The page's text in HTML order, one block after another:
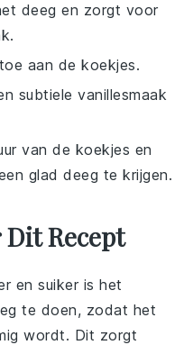
deeg en zorgt voor
aan de koekjes.
subtiele vanillesmaak
van de koekjes en
glad deeg te krijgen.
Recept
ensuiker is het
te doen, zodat het
wordt. Dit zorgt